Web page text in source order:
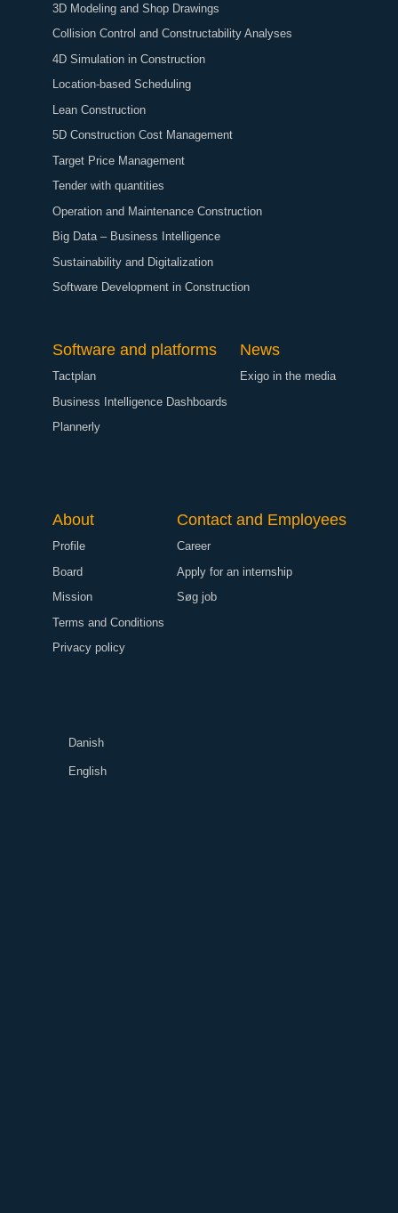
3D Modeling and Shop Drawings
Collision Control and Constructability Analyses
4D Simulation in Construction
Location-based Scheduling
Lean Construction
5D Construction Cost Management
Target Price Management
Tender with quantities
Operation and Maintenance Construction
Big Data – Business Intelligence
Sustainability and Digitalization
Software Development in Construction
Software and platforms
Tactplan
Business Intelligence Dashboards
Plannerly
News
Exigo in the media
About
Profile
Board
Mission
Terms and Conditions
Privacy policy
Contact and Employees
Career
Apply for an internship
Søg job
Danish
English